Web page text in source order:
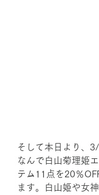
そして本日より、
なんで白山菊理姫
テム11点を20％
ます。白山姫や女